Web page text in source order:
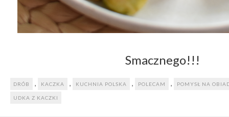
Smacznego!!!
DRÓB , KACZKA , KUCHNIA POLSKA , POLECAM , POMYSŁ NA
UDKA Z KACZKI